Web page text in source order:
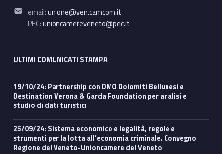
Email address:
email:unione@ven.camcom.it
PEC:unioncamereveneto@pec.it
ULTIMI COMUNICATI STAMPA
19/10/24: Partnership con DMO Dolomiti Bellunesi e
Destination Verona & Garda Foundation per analisi e
studio di dati turistici
25/09/24: Sistema economico e legalità, regole e
strumenti per la lotta all’economia criminale. Convegno
Regione del Veneto-Unioncamere del Veneto